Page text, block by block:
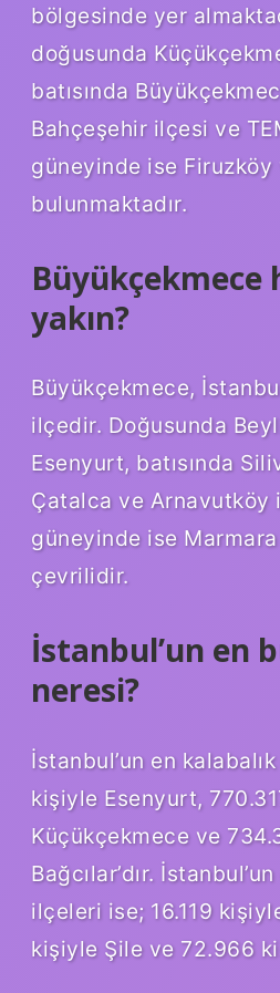
bölgesinde yer
doğusunda
batısında
Bahçeşehir ilçesi ve
güneyinde ise
bulunmaktadır.
Büyükçekmece
yakın?
Büyükçekmece,
ilçedir. Doğusunda
Esenyurt, batısında
Çatalca ve Arnavutköy
güneyinde ise
çevrilidir.
İstanbul’un en
neresi?
İstanbul’un en
kişiyle Esenyurt,
Küçükçekmece ve
Bağcılar’dır.
ilçeleri ise; 16.119
kişiyle Şile ve 72.966